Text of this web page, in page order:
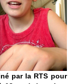
par la RTS pour